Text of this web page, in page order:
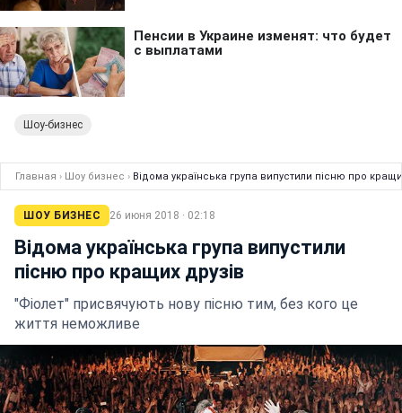
Шоу-бизнес
Главная › Шоу бизнес › Відома українська група випустили пісню про
ШОУ БИЗНЕС 26 июня 2018 · 02:18
Відома українська група випустили
пісню про кращих друзів
"Фіолет" присвячують нову пісню тим, без кого це
життя неможливе